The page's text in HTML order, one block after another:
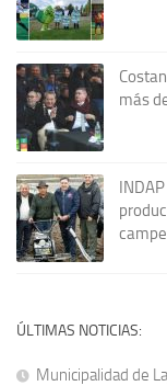
más
ÚLTIMAS NOTICIAS:
Municipalidad de